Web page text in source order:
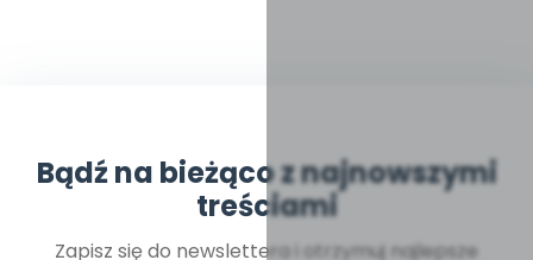
Bądź na bieżąco z najnowszymi
treściami
Zapisz się do newslettera i otrzymuj najlepsze